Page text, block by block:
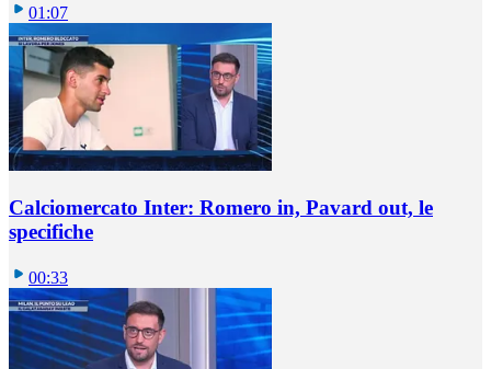
01:07
Calciomercato Inter: Romero in, Pavard out, le
specifiche
00:33